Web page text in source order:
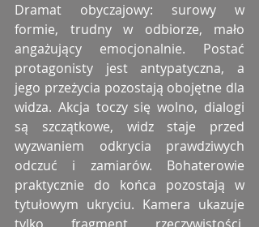
Dramat obyczajowy: surowy w
formie, trudny w odbiorze, mało
angażujący emocjonalnie. Postać
protagonisty jest antypatyczna, a
jego przeżycia pozostają obojętne dla
widza. Akcja toczy się wolno, dialogi
są szczątkowe, widz staje przed
wyzwaniem odkrycia prawdziwych
odczuć i zamiarów. Bohaterowie
praktycznie do końca pozostają w
tytułowym ukryciu. Kamera ukazuje